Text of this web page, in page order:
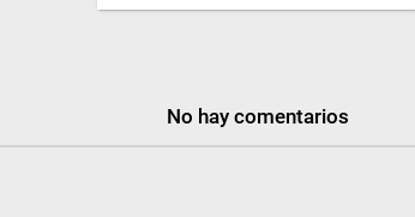
No hay comentarios